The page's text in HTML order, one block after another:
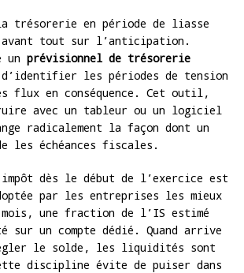
trésorerie en période de liasse
tout sur l’anticipation.
un prévisionnel de trésorerie
d’identifier les périodes de tension
flux en conséquence. Cet outil,
avec un tableur ou un logiciel
radicalement la façon dont un
les échéances fiscales.
dès le début de l’exercice est
par les entreprises les mieux
mois, une fraction de l’IS estimé
sur un compte dédié. Quand arrive
le solde, les liquidités sont
discipline évite de puiser dans